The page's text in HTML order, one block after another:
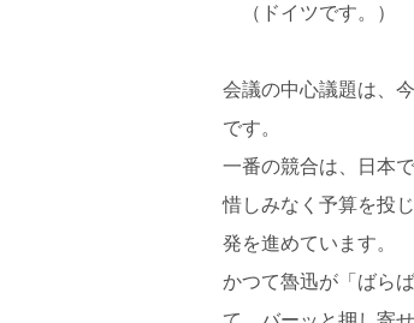
（ドイツです。）
会議の中心議題は、
です。
一番の競合は、日本
惜しみなく予算を投
発を進めています。
かつて魯迅が「ばら